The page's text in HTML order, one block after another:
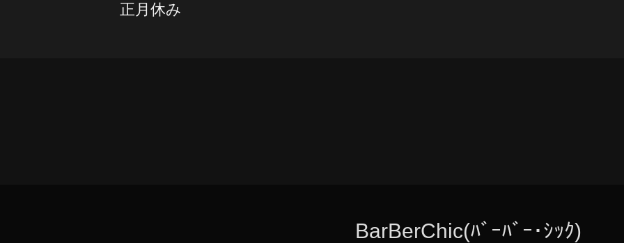
正月休み
BarBerChic(ﾊﾞｰﾊﾞｰ･ｼｯｸ)